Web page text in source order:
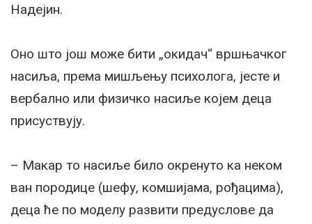
Надејин.
Оно што још може бити „окидач“ вршњачког
насиља, према мишљењу психолога, јесте и
вербално или физичко насиље којем деца
присуствују.
– Макар то насиље било окренуто ка неком
ван породице (шефу, комшијама, рођацима),
деца ће по моделу развити предуслове да